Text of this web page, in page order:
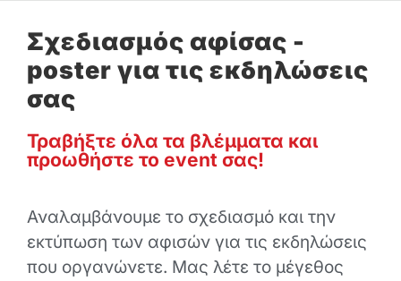
Σχεδιασμός αφίσας -
poster για τις εκδηλώσεις
σας
Τραβήξτε όλα τα βλέμματα και
προωθήστε το event σας!
Αναλαμβάνουμε το σχεδιασμό και την
εκτύπωση των αφισών για τις εκδηλώσεις
που οργανώνετε. Μας λέτε το μέγεθος